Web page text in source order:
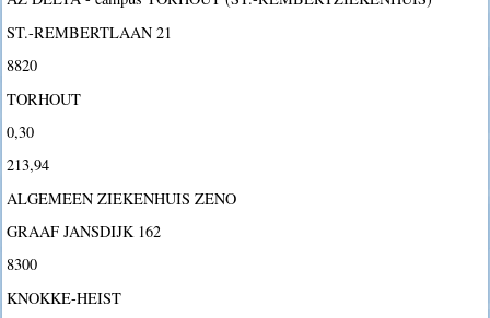
ST.-REMBERTLAAN 21
8820
TORHOUT
0,30
213,94
ALGEMEEN ZIEKENHUIS ZENO
GRAAF JANSDIJK 162
8300
KNOKKE-HEIST